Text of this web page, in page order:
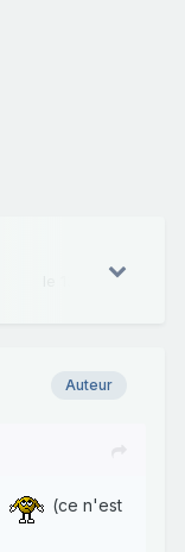
Auteur
(ce n'est